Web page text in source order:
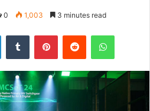
0 1,003 3 minutes read
LinkedInTumblr PinterestReddit